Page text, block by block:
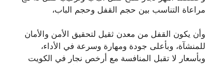
مراعاة التناسب بين حجم القفل وحجم الباب،
وأن يكون القفل من معدن ثقيل لتحقيق الأمن والأمان
للمنشآة، وبأعلى جودة ومهارة وسرعة في الأداء،
وبأسعار لا تقبل المنافسة مع أرخص نجار في الكويت